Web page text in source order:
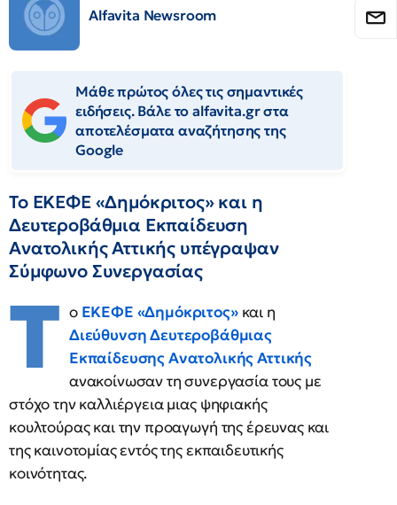
Alfavita Newsroom
Μάθε πρώτος όλες τις σημαντικές
ειδήσεις. Βάλε το alfavita.gr στα
αποτελέσματα αναζήτησης της
Google
Το ΕΚΕΦΕ «Δημόκριτος» και η
Δευτεροβάθμια Εκπαίδευση
Ανατολικής Αττικής υπέγραψαν
Σύμφωνο Συνεργασίας
Τ ο ΕΚΕΦΕ «Δημόκριτος» και η
Διεύθυνση Δευτεροβάθμιας
Εκπαίδευσης Ανατολικής Αττικής
ανακοίνωσαν τη συνεργασία τους με
στόχο την καλλιέργεια μιας ψηφιακής
κουλτούρας και την προαγωγή της έρευνας και
της καινοτομίας εντός της εκπαιδευτικής
κοινότητας.